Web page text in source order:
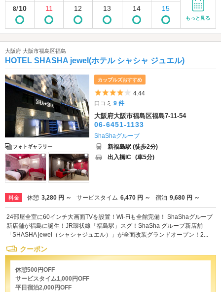
8/ 10 11 12 13 14 15
もっと見る
大阪府 大阪市福島区福島
HOTEL SHASHA jewel(ホテル シャシャ ジュエル)
フォトギャラリー
カップルズおすすめ
5つ星のうち4
4.44
口コミ9 件
大阪府大阪市福島区福島7-11-54
06-6451-1133
ShaShaグループ
新福島駅 (徒歩2分)
出入橋IC (車5分)
料金 休憩 3,280 円 ～ サービスタイム 6,470 円 ～ 宿泊 9,680 円 ～
24部屋全室に60インチ大画面TVを設置！Wi-Fiも全館完備！ ShaShaグループ
新店舗が福島に誕生！JR環状線「福島駅」スグ！ShaSha グループ新店舗
「SHASHA jewel（シャシャジュエル）」が全面改装グランドオープン！2...
クーポン
休憩500円OFF
サービスタイム1,000円OFF
平日宿泊2,000円OFF